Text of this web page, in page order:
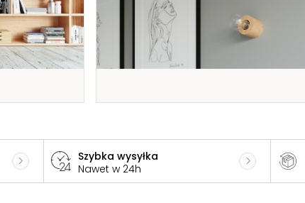
Szybka wysyłka
Nawet w 24h